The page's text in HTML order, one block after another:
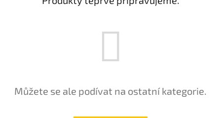
Můžete se ale podívat na ostatní kategorie.